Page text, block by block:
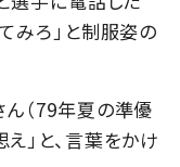
みろ」と制服姿の
（79年夏の準優
」と、言葉をかけ